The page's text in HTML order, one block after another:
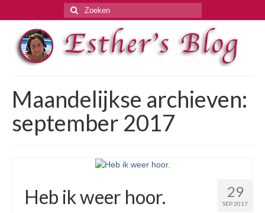
Zoeken
naar:
Maandelijkse archieven:
september 2017
29
SEP 2017
Heb ik weer hoor.